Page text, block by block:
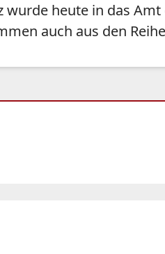
heute in das
auch aus den